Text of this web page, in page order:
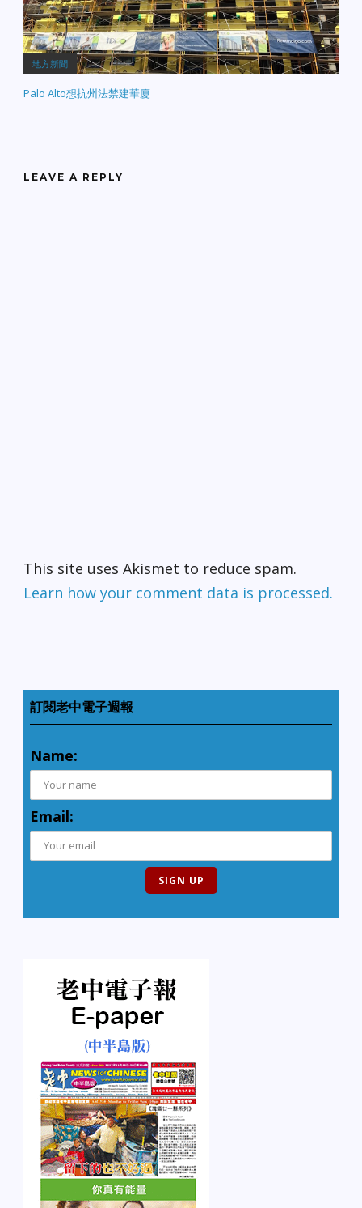
地方新聞
Palo Alto想抗州法禁建華廈
LEAVE A REPLY
This site uses Akismet to reduce spam.
Learn how your comment data is processed.
訂閱老中電子週報
Name:
Email: